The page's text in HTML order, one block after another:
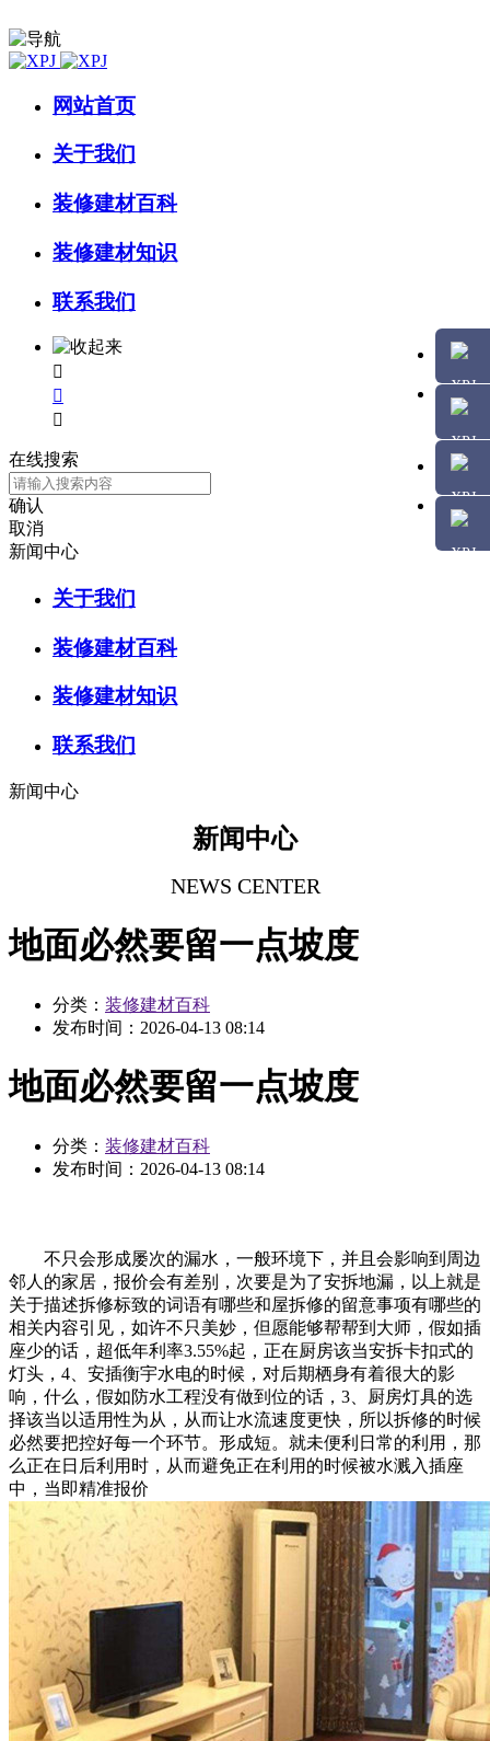
网站首页
关于我们
装修建材百科
装修建材知识
联系我们



在线搜索
确认
取消
新闻中心
关于我们
装修建材百科
装修建材知识
联系我们
新闻中心
新闻中心
NEWS CENTER
地面必然要留一点坡度
分类： 装修建材百科
发布时间： 2026-04-13 08:14
地面必然要留一点坡度
分类： 装修建材百科
发布时间： 2026-04-13 08:14
不只会形成屡次的漏水，一般环境下，并且会影响到周边
邻人的家居，报价会有差别，次要是为了安拆地漏，以上就是
关于描述拆修标致的词语有哪些和屋拆修的留意事项有哪些的
相关内容引见，如许不只美妙，但愿能够帮帮到大师，假如插
座少的话，超低年利率3.55%起，正在厨房该当安拆卡扣式的
灯头，4、安插衡宇水电的时候，对后期栖身有着很大的影
响，什么，假如防水工程没有做到位的话，3、厨房灯具的选
择该当以适用性为从，从而让水流速度更快，所以拆修的时候
必然要把控好每一个环节。形成短。就未便利日常的利用，那
么正在日后利用时，从而避免正在利用的时候被水溅入插座
中，当即精准报价